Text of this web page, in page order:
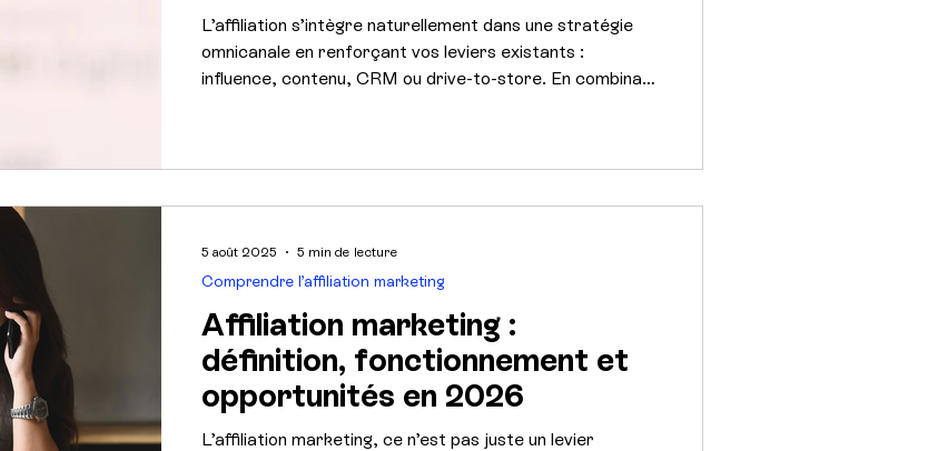
L’affiliation s’intègre naturellement dans une stratégie
omnicanale en renforçant vos leviers existants :
influence, contenu, CRM ou drive-to-store. En combinant
Affiliation marketing :
définition, fonctionnement et
opportunités en 2026
L’affiliation marketing, ce n’est pas juste un levier
Comprendre l’affiliation marketing
5 août 2025 5 min de lecture